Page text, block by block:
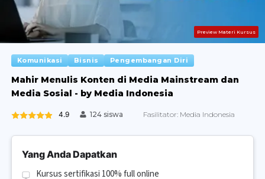
Preview Materi Kursus
Komunikasi Bisnis Pengembangan Diri
Mahir Menulis Konten di Media Mainstream dan
Media Sosial - by Media Indonesia
4.9 124 siswa Fasilitator: Media Indonesia
Yang Anda Dapatkan
Kursus sertifikasi 100% full online